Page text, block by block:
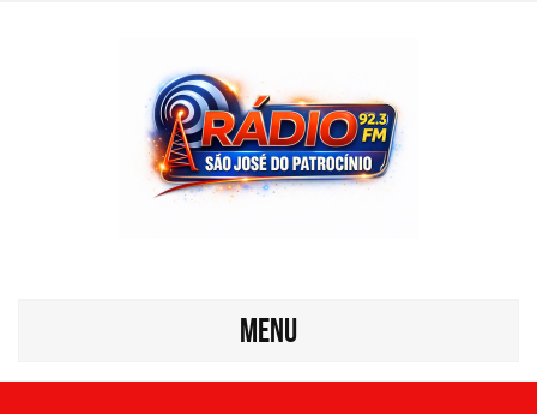
MENU